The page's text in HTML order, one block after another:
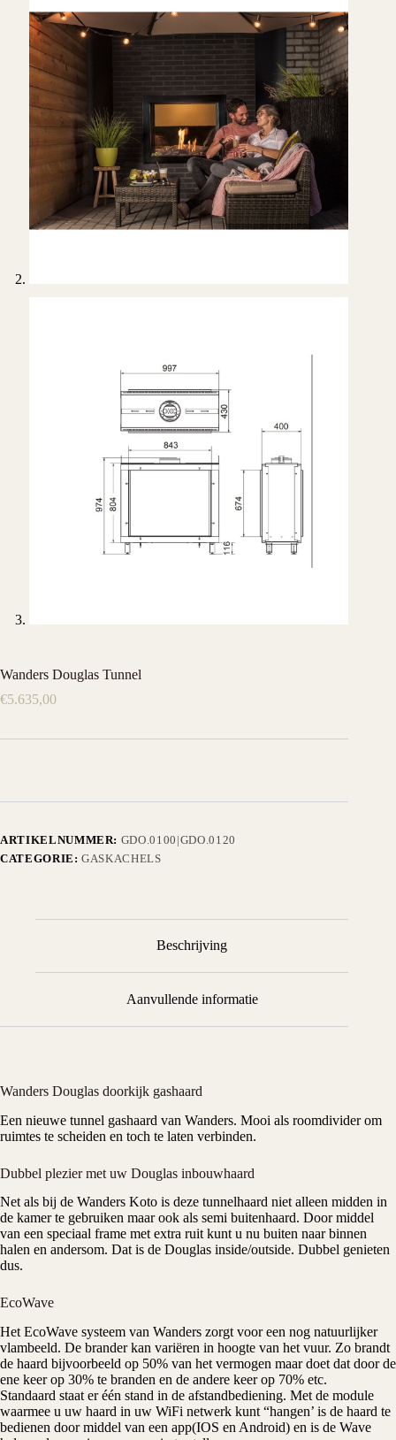
Wanders Douglas Tunnel
€5.635,00
ARTIKELNUMMER: GDO.0100|GDO.0120
CATEGORIE:GASKACHELS
Beschrijving
Aanvullende informatie
Wanders Douglas doorkijk gashaard
Een nieuwe tunnel gashaard van Wanders. Mooi als roomdivider om
ruimtes te scheiden en toch te laten verbinden.
Dubbel plezier met uw Douglas inbouwhaard
Net als bij de Wanders Koto is deze tunnelhaard niet alleen midden in
de kamer te gebruiken maar ook als semi buitenhaard. Door middel
van een speciaal frame met extra ruit kunt u nu buiten naar binnen
halen en andersom. Dat is de Douglas inside/outside. Dubbel genieten
dus.
EcoWave
Het EcoWave systeem van Wanders zorgt voor een nog natuurlijker
vlambeeld. De brander kan variëren in hoogte van het vuur. Zo brandt
de haard bijvoorbeeld op 50% van het vermogen maar doet dat door de
ene keer op 30% te branden en de andere keer op 70% etc.
Standaard staat er één stand in de afstandbediening. Met de module
waarmee u uw haard in uw WiFi netwerk kunt “hangen’ is de haard te
bedienen door middel van een app(IOS en Android) en is de Wave